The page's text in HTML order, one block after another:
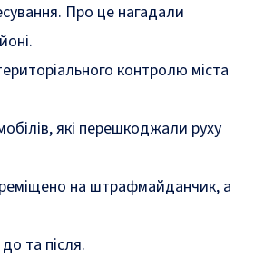
Про це нагадали
контролю міста
які перешкоджали руху
на штрафмайданчик, а
та після.